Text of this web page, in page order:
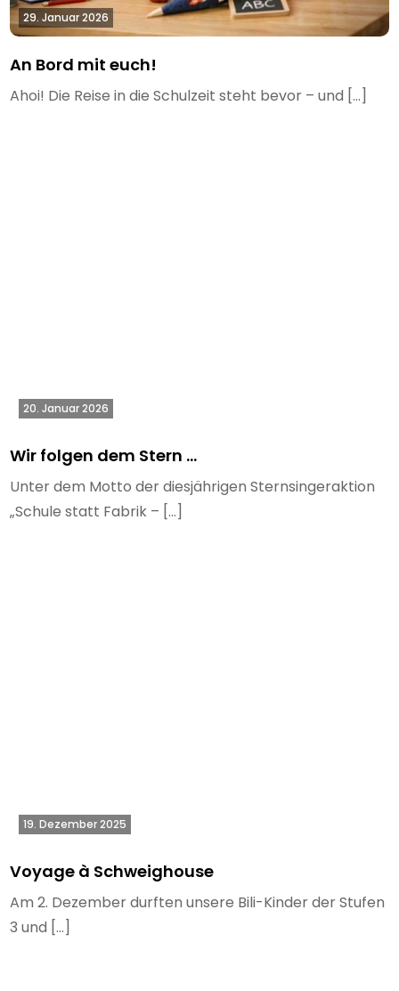
29. Januar 2026
An Bord mit euch!
Ahoi! Die Reise in die Schulzeit steht bevor – und […]
20. Januar 2026
Wir folgen dem Stern …
Unter dem Motto der diesjährigen Sternsingeraktion
„Schule statt Fabrik – […]
19. Dezember 2025
Voyage à Schweighouse
Am 2. Dezember durften unsere Bili-Kinder der Stufen
3 und […]